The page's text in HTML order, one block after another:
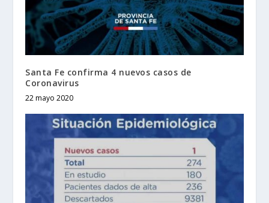
Santa Fe confirma 4 nuevos casos de
Coronavirus
22 mayo 2020